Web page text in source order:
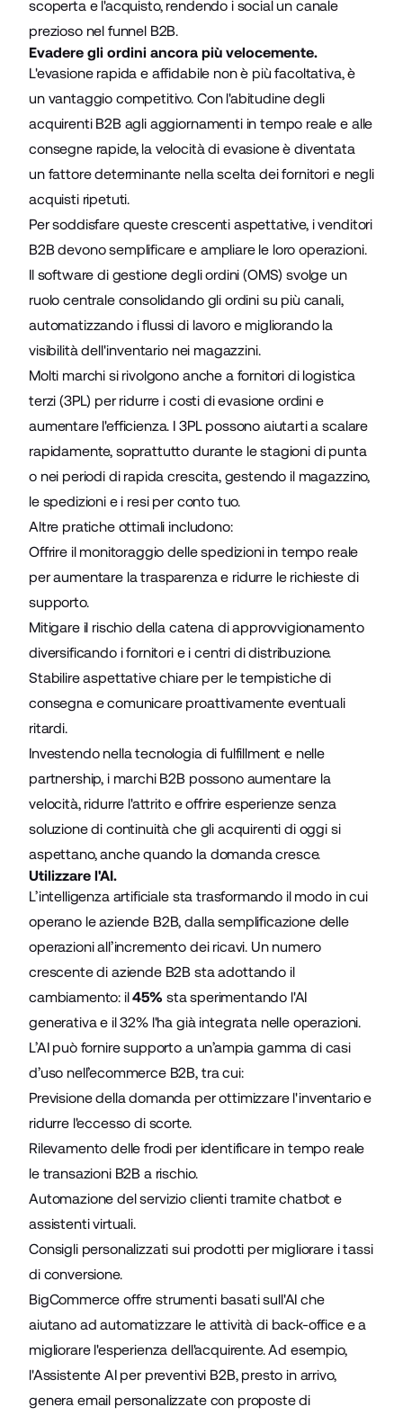
scoperta e l'acquisto, rendendo i social un canale
prezioso nel funnel B2B.
Evadere gli ordini ancora più velocemente.
L'evasione rapida e affidabile non è più facoltativa, è
un vantaggio competitivo. Con l'abitudine degli
acquirenti B2B agli aggiornamenti in tempo reale e alle
consegne rapide, la velocità di evasione è diventata
un fattore determinante nella scelta dei fornitori e negli
acquisti ripetuti.
Per soddisfare queste crescenti aspettative, i venditori
B2B devono semplificare e ampliare le loro operazioni.
Il software di gestione degli ordini (OMS) svolge un
ruolo centrale consolidando gli ordini su più canali,
automatizzando i flussi di lavoro e migliorando la
visibilità dell'inventario nei magazzini.
Molti marchi si rivolgono anche a fornitori di logistica
terzi (3PL) per ridurre i costi di evasione ordini e
aumentare l'efficienza. I 3PL possono aiutarti a scalare
rapidamente, soprattutto durante le stagioni di punta
o nei periodi di rapida crescita, gestendo il magazzino,
le spedizioni e i resi per conto tuo.
Altre pratiche ottimali includono:
Offrire il monitoraggio delle spedizioni in tempo reale
per aumentare la trasparenza e ridurre le richieste di
supporto.
Mitigare il rischio della catena di approvvigionamento
diversificando i fornitori e i centri di distribuzione.
Stabilire aspettative chiare per le tempistiche di
consegna e comunicare proattivamente eventuali
ritardi.
Investendo nella tecnologia di fulfillment e nelle
partnership, i marchi B2B possono aumentare la
velocità, ridurre l'attrito e offrire esperienze senza
soluzione di continuità che gli acquirenti di oggi si
aspettano, anche quando la domanda cresce.
Utilizzare l'AI.
L’intelligenza artificiale sta trasformando il modo in cui
operano le aziende B2B, dalla semplificazione delle
operazioni all’incremento dei ricavi. Un numero
crescente di aziende B2B sta adottando il
cambiamento: il45% sta sperimentando l'AI
generativa e il 32% l'ha già integrata nelle operazioni.
L’AI può fornire supporto a un’ampia gamma di casi
d’uso nell’ecommerce B2B, tra cui:
Previsione della domanda per ottimizzare l'inventario e
ridurre l'eccesso di scorte.
Rilevamento delle frodi per identificare in tempo reale
le transazioni B2B a rischio.
Automazione del servizio clienti tramite chatbot e
assistenti virtuali.
Consigli personalizzati sui prodotti per migliorare i tassi
di conversione.
BigCommerce offre strumenti basati sull'AI che
aiutano ad automatizzare le attività di back-office e a
migliorare l'esperienza dell'acquirente. Ad esempio,
l'Assistente AI per preventivi B2B, presto in arrivo,
genera email personalizzate con proposte di